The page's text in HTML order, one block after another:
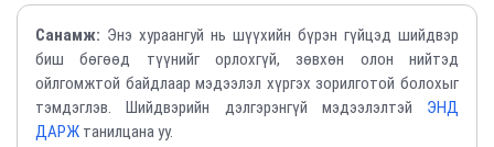
Санамж: Энэ хураангуй нь шүүхийн бүрэн гүйцэд шийдвэр
биш бөгөөд түүнийг орлохгүй, зөвхөн олон нийтэд
ойлгомжтой байдлаар мэдээлэл хүргэх зорилготой болохыг
тэмдэглэв. Шийдвэрийн дэлгэрэнгүй мэдээлэлтэй ЭНД
ДАРЖ танилцана уу.